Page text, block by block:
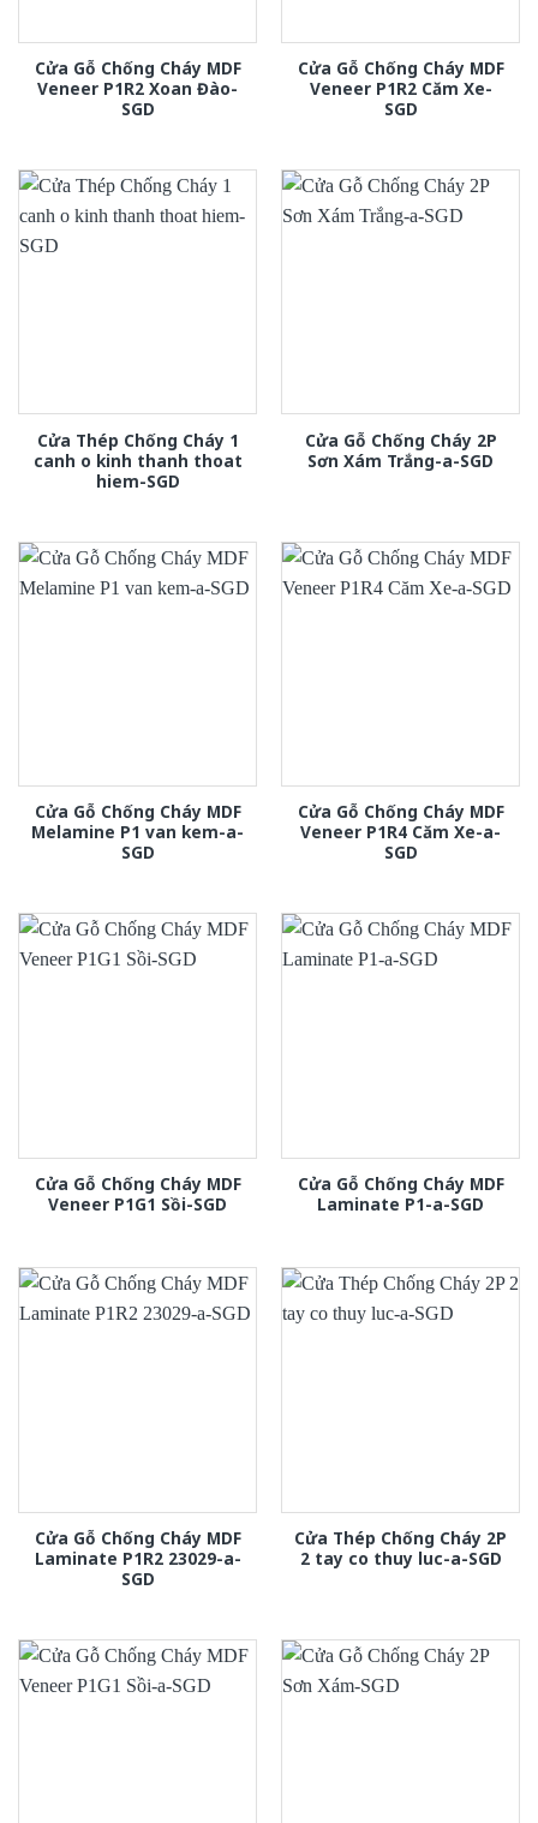
Cửa Gỗ Chống Cháy MDF
Veneer P1R2 Xoan Đào-
SGD
Cửa Gỗ Chống Cháy MDF
Veneer P1R2 Căm Xe-
SGD
Cửa Thép Chống Cháy 1
canh o kinh thanh thoat
hiem-SGD
Cửa Gỗ Chống Cháy 2P
Sơn Xám Trắng-a-SGD
Cửa Gỗ Chống Cháy MDF
Melamine P1 van kem-a-
SGD
Cửa Gỗ Chống Cháy MDF
Veneer P1R4 Căm Xe-a-
SGD
Cửa Gỗ Chống Cháy MDF
Veneer P1G1 Sồi-SGD
Cửa Gỗ Chống Cháy MDF
Laminate P1-a-SGD
Cửa Gỗ Chống Cháy MDF
Laminate P1R2 23029-a-
SGD
Cửa Thép Chống Cháy 2P
2 tay co thuy luc-a-SGD